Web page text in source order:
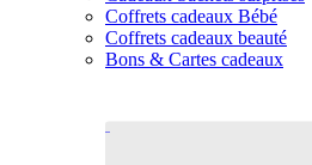
Coffrets cadeaux Bébé
Coffrets cadeaux beauté
Bons & Cartes cadeaux